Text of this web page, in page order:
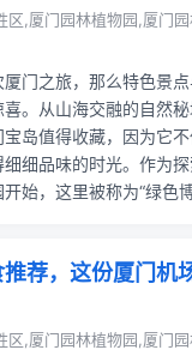
区,厦门园林植物园,厦门
门之旅，那么特色景
。从山海交融的自然
岛值得收藏，因为它
细品味的时光。作为
始，这里被称为“绿色
荐，这份厦门机
区,厦门园林植物园,厦门